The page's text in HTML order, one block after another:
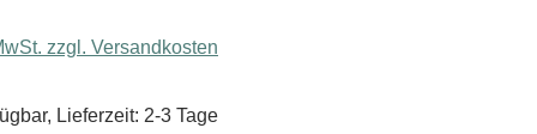
zzgl. Versandkosten
Lieferzeit: 2-3 Tage